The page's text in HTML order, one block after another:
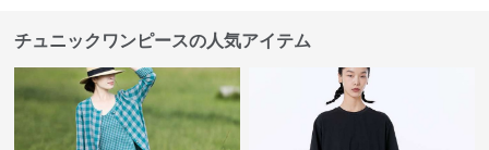
チュニックワンピースの人気アイテム